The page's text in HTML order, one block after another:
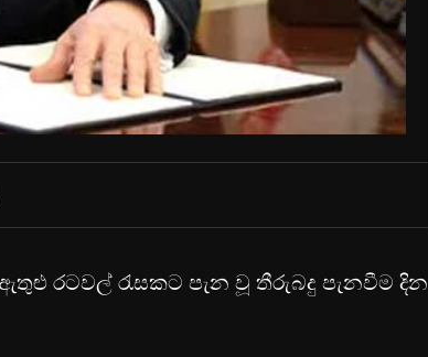
රටවල් රැසකට පැන වූ තීරුබදු පැනවීම දින